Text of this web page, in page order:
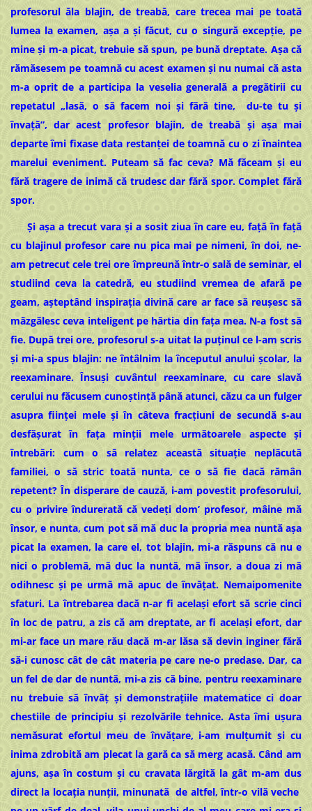
profesorul ăla blajin, de treabă, care trecea mai pe toată
lumea la examen, așa a și făcut, cu o singură excepție, pe
mine și m-a picat, trebuie să spun, pe bună dreptate. Așa că
rămăsesem pe toamnă cu acest examen și nu numai că asta
m-a oprit de a participa la veselia generală a pregătirii cu
repetatul „lasă, o să facem noi și fără tine, du-te tu și
învață”, dar acest profesor blajin, de treabă și așa mai
departe îmi fixase data restanței de toamnă cu o zi înaintea
marelui eveniment. Puteam să fac ceva? Mă făceam și eu
fără tragere de inimă că trudesc dar fără spor. Complet fără
spor.
Și așa a trecut vara și a sosit ziua în care eu, față în față
cu blajinul profesor care nu pica mai pe nimeni, în doi, ne-
am petrecut cele trei ore împreună într-o sală de seminar, el
studiind ceva la catedră, eu studiind vremea de afară pe
geam, așteptând inspirația divină care ar face să reușesc să
mâzgălesc ceva inteligent pe hârtia din fața mea. N-a fost să
fie. După trei ore, profesorul s-a uitat la puținul ce l-am scris
și mi-a spus blajin: ne întâlnim la începutul anului școlar, la
reexaminare. Însuși cuvântul reexaminare, cu care slavă
cerului nu făcusem cunoștință până atunci, căzu ca un fulger
asupra ființei mele și în câteva fracțiuni de secundă s-au
desfășurat în fața minții mele următoarele aspecte și
întrebări: cum o să relatez această situație neplăcută
familiei, o să stric toată nunta, ce o să fie dacă rămân
repetent? În disperare de cauză, i-am povestit profesorului,
cu o privire îndurerată că vedeți dom’ profesor, mâine mă
însor, e nunta, cum pot să mă duc la propria mea nuntă așa
picat la examen, la care el, tot blajin, mi-a răspuns că nu e
nici o problemă, mă duc la nuntă, mă însor, a doua zi mă
odihnesc și pe urmă mă apuc de învățat. Nemaipomenite
sfaturi. La întrebarea dacă n-ar fi același efort să scrie cinci
în loc de patru, a zis că am dreptate, ar fi același efort, dar
mi-ar face un mare rău dacă m-ar lăsa să devin inginer fără
să-i cunosc cât de cât materia pe care ne-o predase. Dar, ca
un fel de dar de nuntă, mi-a zis că bine, pentru reexaminare
nu trebuie să învăț și demonstrațiile matematice ci doar
chestiile de principiu și rezolvările tehnice. Asta îmi ușura
nemăsurat efortul meu de învățare, i-am mulțumit și cu
inima zdrobită am plecat la gară ca să merg acasă. Când am
ajuns, așa în costum și cu cravata lărgită la gât m-am dus
direct la locația nunții, minunată de altfel, într-o vilă veche